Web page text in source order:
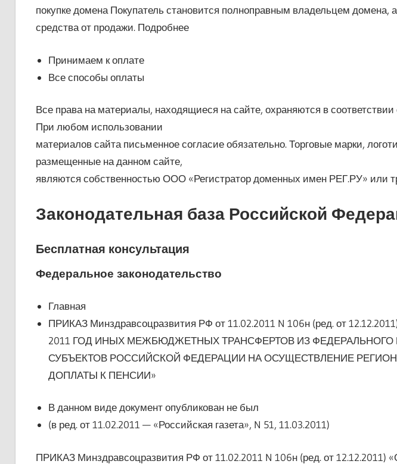
покупке домена Покупатель становится полноправным владельцем домена,
средства от продажи. Подробнее
Принимаем к оплате
Все способы оплаты
Все права на материалы, находящиеся на сайте, охраняются в
При любом использовании
материалов сайта письменное согласие обязательно. Торговые марки,
размещенные на данном сайте,
являются собственностью ООО «Регистратор доменных имен РЕГ.РУ» или
Законодательная база Российской
Бесплатная консультация
Федеральное законодательство
Главная
ПРИКАЗ Минздравсоцразвития РФ от 11.02.2011 N 106н (ред. от
2011 ГОД ИНЫХ МЕЖБЮДЖЕТНЫХ ТРАНСФЕРТОВ ИЗ
СУБЪЕКТОВ РОССИЙСКОЙ ФЕДЕРАЦИИ НА ОСУЩЕСТВЛЕНИЕ
ДОПЛАТЫ К ПЕНСИИ»
В данном виде документ опубликован не был
(в ред. от 11.02.2011 — «Российская газета», N 51, 11.03.2011)
ПРИКАЗ Минздравсоцразвития РФ от 11.02.2011 N 106н (ред. от